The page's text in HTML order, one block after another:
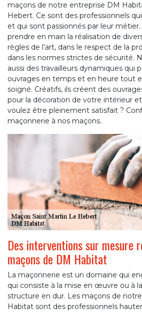
maçons de notre entreprise DM
Hebert. Ce sont des professionnels
et qui sont passionnés par leur
prendre en main la réalisation de
règles de l’art, dans le respect de la
dans les normes strictes de sécurité.
aussi des travailleurs dynamiques qui
ouvrages en temps et en heure tout
soigné. Créatifs, ils créent des
pour la décoration de votre intérieur
voulez être pleinement satisfait ?
maçonnerie à nos maçons.
Des interventions sur mesure
maçons de DM Habitat
La maçonnerie est un domaine qui
qui consiste à la mise en œuvre ou à
structure en dur. Les maçons de
Habitat sont des professionnels